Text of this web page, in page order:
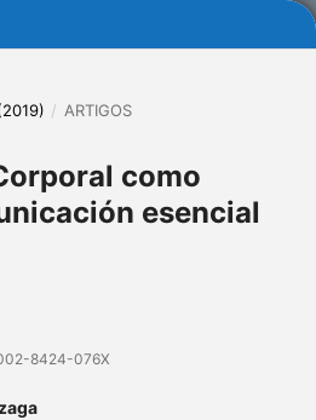
/ ARTIGOS
como
esencial
8424-076X